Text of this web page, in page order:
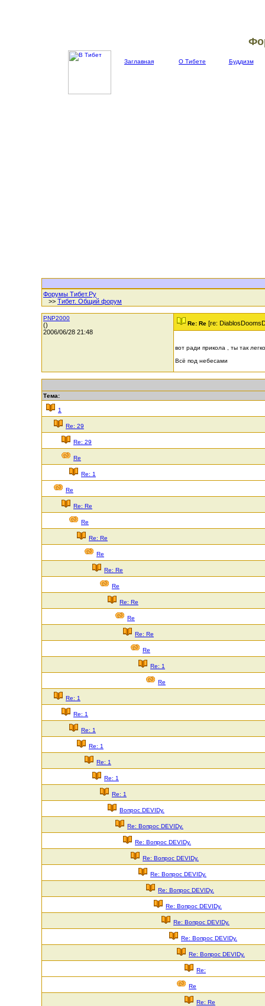
Заглавная О Тибете Буддизм
Форумы Тибет.Ру
>> Тибет. Общий форум
PNP2000
()
2006/06/28 21:48
Re: Re [re:
вот ради прикола , ты так
Всё под небесами
Тема:
1
Re: 29
Re: 29
Re
Re: 1
Re
Re: Re
Re
Re: Re
Re
Re: Re
Re
Re: Re
Re
Re: Re
Re
Re: 1
Re
Re: 1
Re: 1
Re: 1
Re: 1
Re: 1
Re: 1
Re: 1
Вопрос DEVIDу.
Re: Вопрос DEVIDу.
Re: Вопрос DEVIDу.
Re: Вопрос DEVIDу.
Re: Вопрос DEVIDу.
Re: Вопрос DEVIDу.
Re: Вопрос DEVIDу.
Re: Вопрос DEVIDу.
Re: Вопрос DEVIDу.
Re: Вопрос DEVIDу.
Re:
Re
Re: Re